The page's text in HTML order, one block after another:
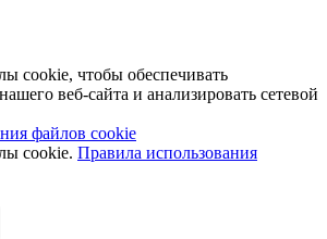
cookie, чтобы обеспечивать
веб-сайта и анализировать сетевой
файлов cookie
cookie. Правила использования